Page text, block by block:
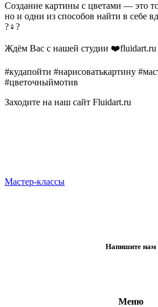
Создание картины с цветами — это
но и одни из способов найти в себе
?‍♀️?
Ждём Вас с нашей студии ❤️fluidart.ru
#кудапойти #нарисоватькартину
#цветочныймотив
Заходите на наш сайт Fluidart.ru
Мастер-классы
Напишите нам
Меню